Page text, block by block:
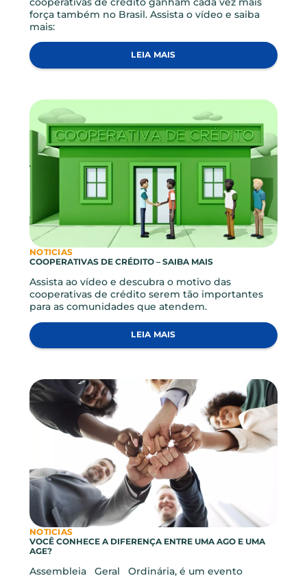
O COOPERATIVISMO NO MUNDO FGCOOP
Muito populares e queridas no exterior as
cooperativas de crédito ganham cada vez mais
força também no Brasil. Assista o vídeo e saiba
LEIA MAIS
NOTICIAS
COOPERATIVAS DE CRÉDITO – SAIBA MAIS
Assista ao vídeo e descubra o motivo das
cooperativas de crédito serem tão importantes
para as comunidades que atendem.
LEIA MAIS